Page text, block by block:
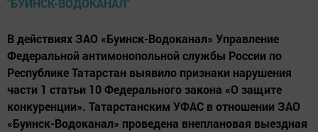
В действиях ЗАО «Буинск-Водоканал» Управление
Федеральной антимонопольной службы России по
Республике Татарстан выявило признаки нарушения
части 1 статьи 10 Федерального закона «О защите
конкуренции». Татарстанским УФАС в отношении ЗАО
«Буинск-Водоканал» проведена внеплановая выездная